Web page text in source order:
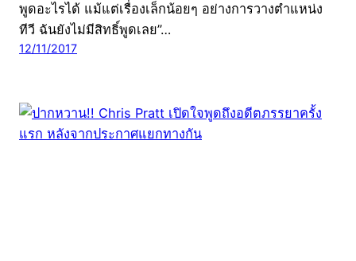
พูดอะไรได้ แม้แต่เรื่องเล็กน้อยๆ อย่างการวางตำแหน่ง
ทีวี ฉันยังไม่มีสิทธิ์พูดเลย”…
12/11/2017